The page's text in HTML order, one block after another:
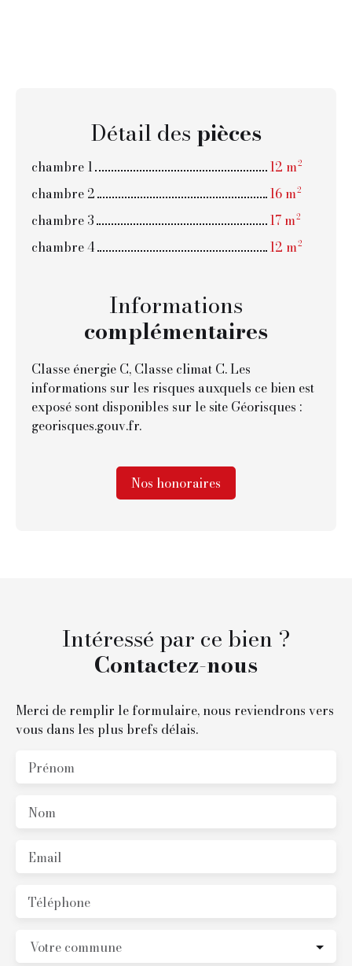
Détail des pièces
chambre 1
12 m²
chambre 2
16 m²
chambre 3
17 m²
chambre 4
12 m²
Informations
complémentaires
Classe énergie C, Classe climat C. Les
informations sur les risques auxquels ce bien est
exposé sont disponibles sur le site Géorisques :
georisques.gouv.fr.
Nos honoraires
Intéressé par ce bien ?
Contactez-nous
Merci de remplir le formulaire, nous reviendrons vers
vous dans les plus brefs délais.
Prénom
Nom
Email
Téléphone
Votre commune